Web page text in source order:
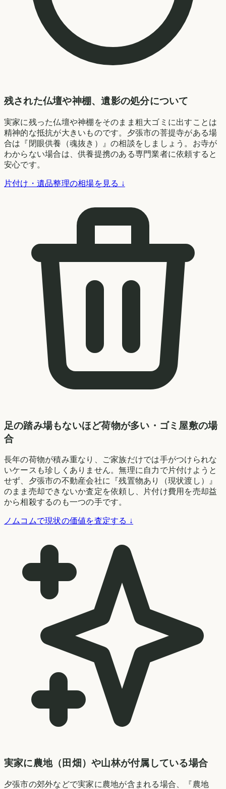
残された仏壇や神棚、遺影の処分について
実家に残った仏壇や神棚をそのまま粗大ゴミに出すことは
精神的な抵抗が大きいものです。夕張市の菩提寺がある場
合は『閉眼供養（魂抜き）』の相談をしましょう。お寺が
わからない場合は、供養提携のある専門業者に依頼すると
安心です。
片付け・遺品整理の相場を見る ↓
足の踏み場もないほど荷物が多い・ゴミ屋敷の場
合
長年の荷物が積み重なり、ご家族だけでは手がつけられな
いケースも珍しくありません。無理に自力で片付けようと
せず、夕張市の不動産会社に『残置物あり（現状渡し）』
のまま売却できないか査定を依頼し、片付け費用を売却益
から相殺するのも一つの手です。
ノムコムで現状の価値を査定する ↓
実家に農地（田畑）や山林が付属している場合
夕張市の郊外などで実家に農地が含まれる場合、『農地